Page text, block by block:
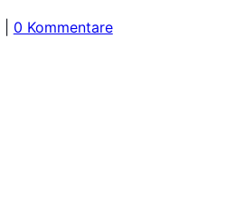
0 Kommentare